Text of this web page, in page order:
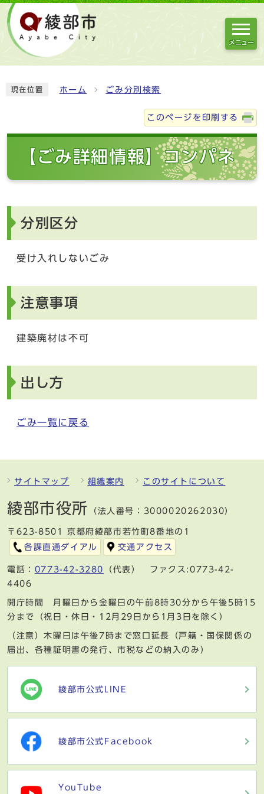
メニュー
現在位置 ホーム ごみ分別検索
このページを印刷する
【ごみ詳細情報】コンパネ
分別区分
受け入れしないごみ
注意事項
建築廃材は不可
出し方
ごみ一覧に戻る
サイトマップ 組織案内 このサイトについて
綾部市役所 （法人番号：3000020262030）
〒623-8501 京都府綾部市若竹町8番地の1
各課直通ダイアル
交通アクセス
電話： 0773-42-3280
（代表） ファクス:0773-42-
4406
開庁時間 月曜日から金曜日の午前8時30分から午後5時15
分まで（祝日・休日・12月29日から1月3日を除く）
（注意）木曜日は午後7時まで窓口延長（戸籍・国保関係の
届出、各種証明書の発行、市税などの納入のみ）
綾部市公式LINE
綾部市公式Facebook
YouTube